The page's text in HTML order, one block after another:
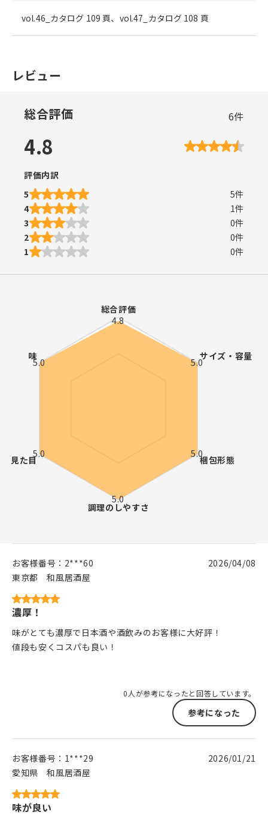
vol.46_カタログ 109 頁、vol.47_カタログ 108 頁
レビュー
総合評価 6件
4.8
評価内訳
5
5件
4
1件
3
0件
2
0件
1
0件
お客様番号： 2***60
東京都
和風居酒屋
2026/04/08
濃厚！
味がとても濃厚で日本酒や酒飲みのお客様に大好評！
値段も安くコスパも良い！
0人が参考になったと回答しています。
参考になった
お客様番号： 1***29
愛知県
和風居酒屋
2026/01/21
味が良い